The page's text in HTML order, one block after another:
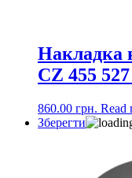
Накладка
CZ 455
860.00 грн. Read
Зберегти